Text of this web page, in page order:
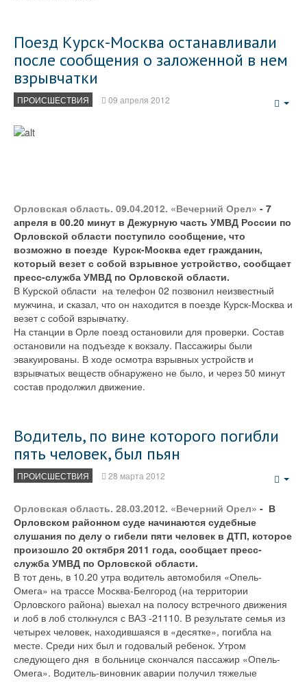
Поезд Курск-Москва останавливали
после сообщения о заложенной в нем
взрывчатки
ПРОИСШЕСТВИЯ 09 апреля 2012
Орловская область. 09.04.2012. «Вечерний Орел» - 7
апреля в 00.20 минут в Дежурную часть УМВД России по
Орловской области поступило сообщение, что
возможно в поезде Курск-Москва едет гражданин,
который везет с собой взрывное устройство, сообщает
пресс-служба УМВД по Орловской области.
В Курской области на телефон 02 позвонил неизвестный
мужчина, и сказал, что он находится в поезде Курск-Москва и
везет с собой взрывчатку.
На станции в Орле поезд остановили для проверки. Состав
остановили на подъезде к вокзалу. Пассажиры были
эвакуированы. В ходе осмотра взрывных устройств и
взрывчатых веществ обнаружено не было, и через 50 минут
состав продолжил движение.
Водитель, по вине которого погибли
пять человек, был пьян
ПРОИСШЕСТВИЯ 28 марта 2012
Орловская область. 28.03.2012. «Вечерний Орел» - В
Орловском районном суде начинаются судебные
слушания по делу о гибели пяти человек в ДТП, которое
произошло 20 октября 2011 года, сообщает пресс-
служба УМВД по Орловской области.
В тот день, в 10.20 утра водитель автомобиля «Опель-
Омега» на трассе Москва-Белгород (на территории
Орловского района) выехал на полосу встречного движения
и лоб в лоб столкнулся с ВАЗ -21110. В результате семья из
четырех человек, находившаяся в «десятке», погибла на
месте. Среди них был и годовалый ребенок. Утром
следующего дня в больнице скончался пассажир «Опель-
Омега». Водитель-виновник аварии получил тяжелые